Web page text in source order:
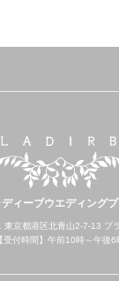
ィーブウエディング
東京都港区北青山2-7-13 プ
【受付時間】午前10時～午後6